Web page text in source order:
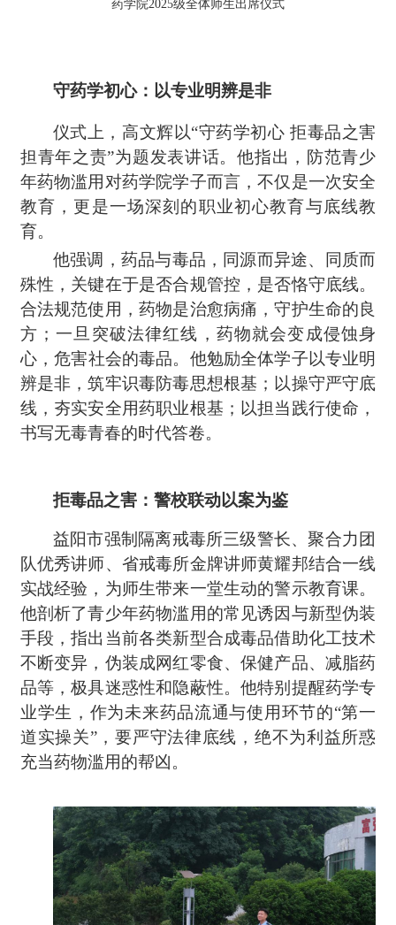
药学院2025级全体师生出席仪式
守药学初心：以专业明辨是非
仪式上，高文辉以“守药学初心 拒毒品之害
担青年之责”为题发表讲话。他指出，防范青少
年药物滥用对药学院学子而言，不仅是一次安全
教育，更是一场深刻的职业初心教育与底线教
育。
他强调，药品与毒品，同源而异途、同质而
殊性，关键在于是否合规管控 ， 是否恪守底线。
合法规范使用，药物是治愈病痛 ，守护生命的良
方；一旦突破法律红线 ， 药物就会变成侵蚀身
心 ，危害社会的毒品。他勉励全体学子以专业明
辨是非，筑牢识毒防毒思想根基；以操守严守底
线，夯实安全用药职业根基；以担当践行使命，
书写无毒青春的时代答卷。
拒毒品之害：警校联动以案为鉴
益阳市强制隔离戒毒所三级警长、聚合力团
队优秀讲师、省戒毒所金牌讲师黄耀邦结合一线
实战经验，为师生带来一堂生动的警示教育课。
他剖析了青少年药物滥用的常见诱因与新型伪装
手段，指出当前各类新型合成毒品借助化工技术
不断变异，伪装成网红零食、保健产品、减脂药
品等，极具迷惑性和隐蔽性。他特别提醒药学专
业学生，作为未来药品流通与使用环节的“第一
道实操关”，要严守法律底线，绝不为利益所惑
充当药物滥用的帮凶。